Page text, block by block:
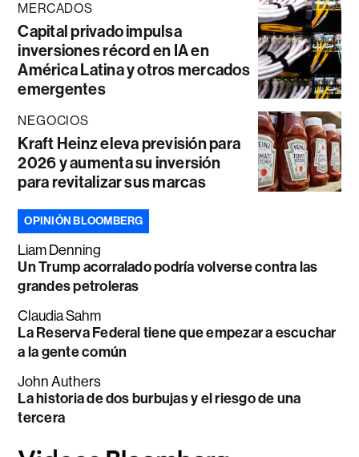
MERCADOS
Capital privado impulsa
inversiones récord en IA en
América Latina y otros mercados
emergentes
NEGOCIOS
Kraft Heinz eleva previsión para
2026 y aumenta su inversión
para revitalizar sus marcas
OPINIÓN BLOOMBERG
Liam Denning
Un Trump acorralado podría volverse contra las
grandes petroleras
Claudia Sahm
La Reserva Federal tiene que empezar a escuchar
a la gente común
John Authers
La historia de dos burbujas y el riesgo de una
tercera